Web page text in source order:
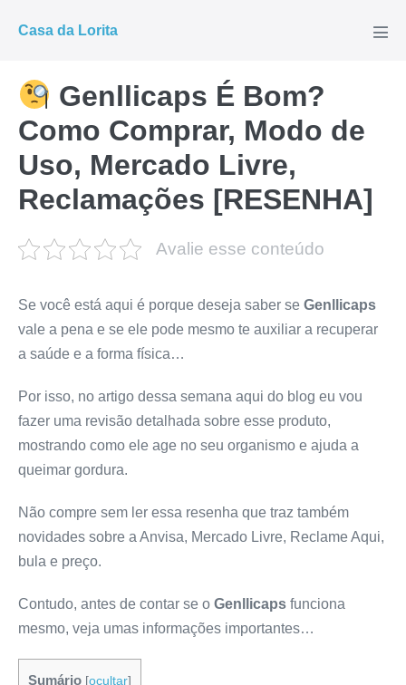
para
conteúdo
Casa da Lorita
Genllicaps É Bom?
Como Comprar, Modo de
Uso, Mercado Livre,
Reclamações [RESENHA]
Avalie esse conteúdo
Se você está aqui é porque deseja saber se Genllicaps
vale a pena e se ele pode mesmo te auxiliar a recuperar
a saúde e a forma física…
Por isso, no artigo dessa semana aqui do blog eu vou
fazer uma revisão detalhada sobre esse produto,
mostrando como ele age no seu organismo e ajuda a
queimar gordura.
Não compre sem ler essa resenha que traz também
novidades sobre a Anvisa, Mercado Livre, Reclame Aqui,
bula e preço.
Contudo, antes de contar se o Genllicaps funciona
mesmo, veja umas informações importantes…
Sumário [ocultar]